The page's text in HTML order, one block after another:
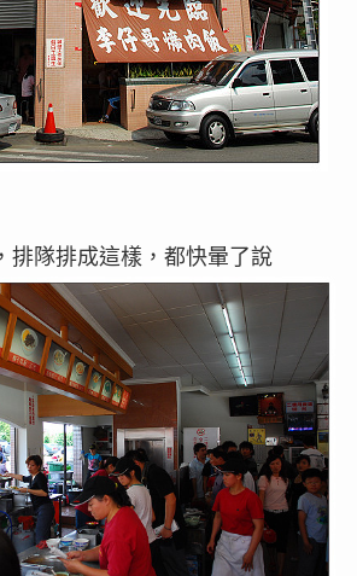
排隊排成這樣，都快暈了說